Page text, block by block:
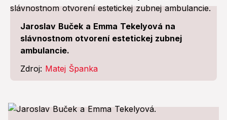
Jaroslav Buček a Emma Tekelyová na
slávnostnom otvorení estetickej zubnej
ambulancie.
Zdroj: Matej Španka